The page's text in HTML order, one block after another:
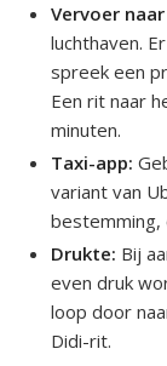
Vervoer
luchthaven.
spreek een
Een rit naar
minuten.
Taxi-app:
variant van
Drukte: Bij
even druk
loop door
Didi-rit.